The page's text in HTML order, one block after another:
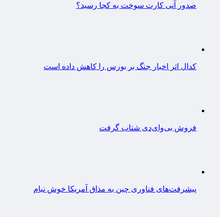
صدور آنی کارت سوخت به کجا رسید؟
کدال اثر اخبار جنگ بر بورس را کاهش داده است
فروش بی‌وای‌دی شتاب گرفت
پیشرفت‌های فناوری چین به مذاق آمریکا خوش نیام